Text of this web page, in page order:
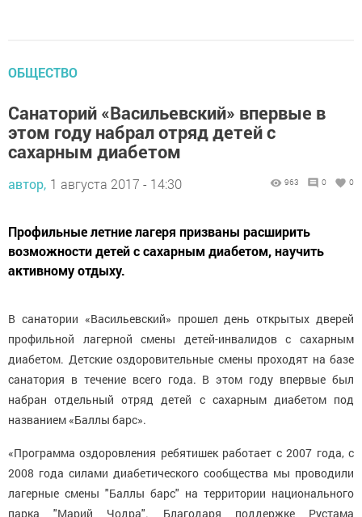
ОБЩЕСТВО
Санаторий «Васильевский» впервые в
этом году набрал отряд детей с
сахарным диабетом
автор, 1 августа 2017 - 14:30 963 0 0
Профильные летние лагеря призваны расширить
возможности детей с сахарным диабетом, научить
активному отдыху.
В санатории «Васильевский» прошел день открытых дверей
профильной лагерной смены детей-инвалидов с сахарным
диабетом. Детские оздоровительные смены проходят на базе
санатория в течение всего года. В этом году впервые был
набран отдельный отряд детей с сахарным диабетом под
названием «Баллы барс».
«Программа оздоровления ребятишек работает с 2007 года, с
2008 года силами диабетического сообщества мы проводили
лагерные смены "Баллы барс" на территории национального
парка "Марий Чодра". Благодаря поддержке Рустама